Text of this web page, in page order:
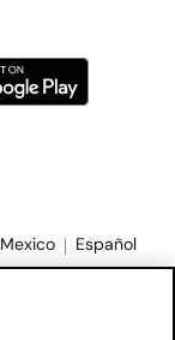
Mexico Español